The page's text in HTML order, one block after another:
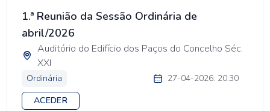
1.ª Reunião da Sessão Ordinária de
abril/2026
Auditório do Edifício dos Paços do Concelho Séc.
XXI
Ordinária
27-04-2026: 20:30
ACEDER